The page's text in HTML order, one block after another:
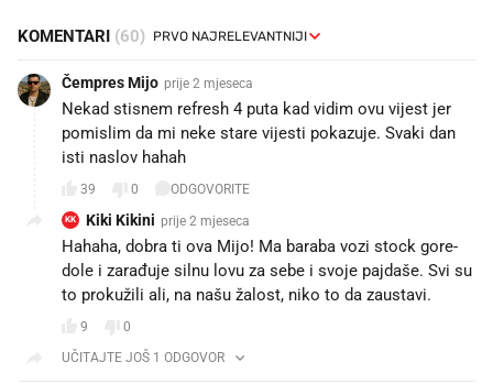
KOMENTARI (60)
Čempres Mijo prije 2 mjeseca
Nekad stisnem refresh 4 puta kad vidim ovu vijest jer
pomislim da mi neke stare vijesti pokazuje. Svaki dan
isti naslov hahah
39 0 ODGOVORITE
KK Kiki Kikini prije 2 mjeseca
Hahaha, dobra ti ova Mijo! Ma baraba vozi stock gore-
dole i zarađuje silnu lovu za sebe i svoje pajdaše. Svi su
to prokužili ali, na našu žalost, niko to da zaustavi.
9
0
UČITAJTE JOŠ 1 ODGOVOR